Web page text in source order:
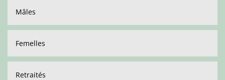
Mâles
Femelles
Retraités